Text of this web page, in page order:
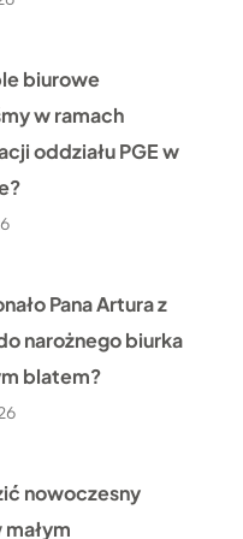
biurowe
w ramach
oddziału PGE w
Pana Artura z
narożnego biurka
blatem?
nowoczesny